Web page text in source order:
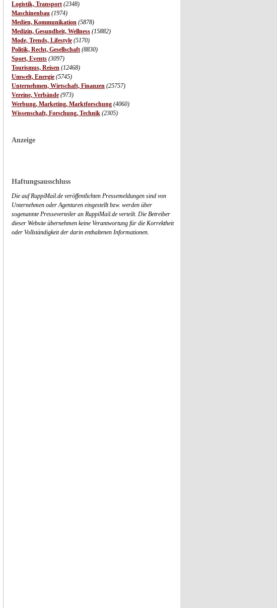
Logistik, Transport (2348)
Maschinenbau (1974)
Medien, Kommunikation (5878)
Medizin, Gesundheit, Wellness (15882)
Mode, Trends, Lifestyle (5170)
Politik, Recht, Gesellschaft (8830)
Sport, Events (3097)
Tourismus, Reisen (12468)
Umwelt, Energie (5745)
Unternehmen, Wirtschaft, Finanzen (25757)
Vereine, Verbände (973)
Werbung, Marketing, Marktforschung (4060)
Wissenschaft, Forschung, Technik (2305)
Anzeige
Haftungsausschluss
Die auf RuppiMail.de veröffentlichten Pressemeldungen sind von
Unternehmen oder Agenturen eingestellt bzw. werden über
sogenannte Presseverteiler an RuppiMail.de verteilt. Die Betreiber
dieser Website übernehmen keine Verantwortung für die Korrektheit
oder Vollständigkeit der darin enthaltenen Informationen.